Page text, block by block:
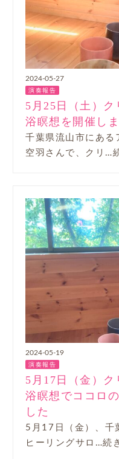
2024-05-27
演奏報告
5月25日（土）
浴瞑想を開催しま
千葉県流山市にある
空羽さんで、クリ…
2024-05-19
演奏報告
5月17日（金）
浴瞑想でココロ
した
5月17日（金）、千
ヒーリングサロ…続